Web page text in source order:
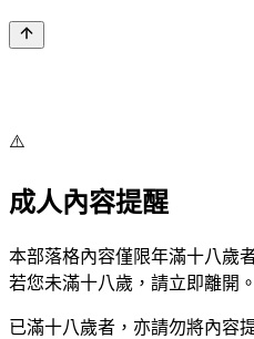
⚠️
成人內容提醒
本部落格內容僅限年滿十八歲
若您未滿十八歲，請立即離開。
已滿十八歲者，亦請勿將內容